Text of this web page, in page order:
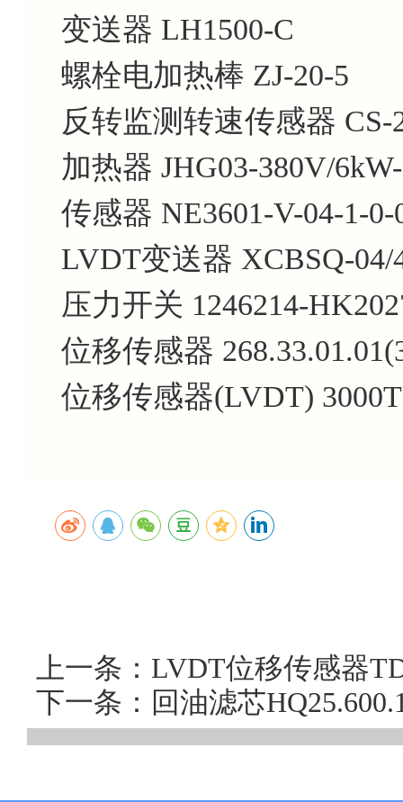
变送器 LH1500-C
螺栓电加热棒 ZJ-20-5
反转监测转速传感器 CS-
加热器 JHG03-380V/
传感器 NE3601-V-04-1-0-
LVDT变送器 XCBSQ-04/
压力开关 1246214-
位移传感器
位移传感器(LVDT)
上一条：LVDT位移传感器
下一条：回油滤芯